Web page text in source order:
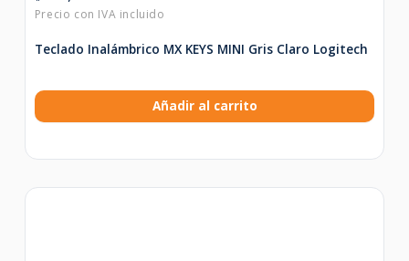
Teclado Inalámbrico MX KEYS MINI Gris Claro Logitech
Añadir al carrito